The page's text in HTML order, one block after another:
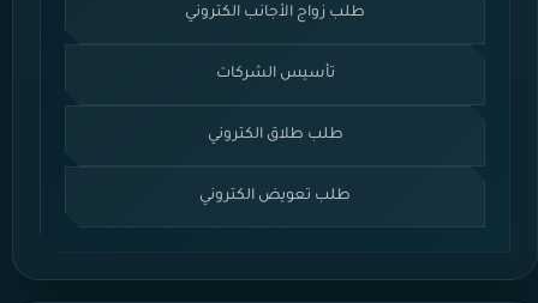
طلب زواج الأجانب الكتروني
تأسيس الشركات
طلب طلاق الكتروني
طلب تعويض الكتروني